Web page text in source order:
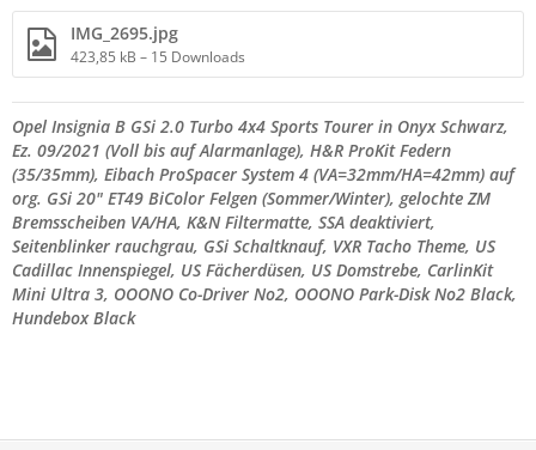
IMG_2695.jpg
423,85 kB – 15 Downloads
Opel Insignia B GSi 2.0 Turbo 4x4 Sports Tourer in Onyx Schwarz,
Ez. 09/2021 (Voll bis auf Alarmanlage), H&R ProKit Federn
(35/35mm), Eibach ProSpacer System 4 (VA=32mm/HA=42mm) auf
org. GSi 20" ET49 BiColor Felgen (Sommer/Winter), gelochte ZM
Bremsscheiben VA/HA, K&N Filtermatte, SSA deaktiviert,
Seitenblinker rauchgrau, GSi Schaltknauf, VXR Tacho Theme, US
Cadillac Innenspiegel, US Fächerdüsen, US Domstrebe, CarlinKit
Mini Ultra 3, OOONO Co-Driver No2, OOONO Park-Disk No2 Black,
Hundebox Black